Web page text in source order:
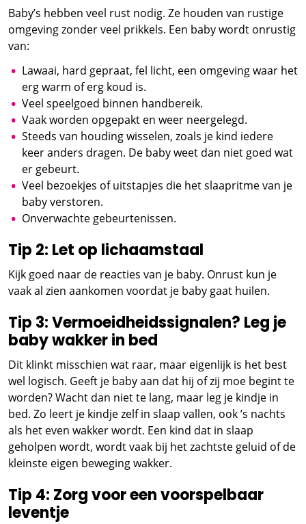
Baby’s hebben veel rust nodig. Ze houden van rustige
omgeving zonder veel prikkels. Een baby wordt onrustig
van:
Lawaai, hard gepraat, fel licht, een omgeving waar het
erg warm of erg koud is.
Veel speelgoed binnen handbereik.
Vaak worden opgepakt en weer neergelegd.
Steeds van houding wisselen, zoals je kind iedere
keer anders dragen. De baby weet dan niet goed wat
er gebeurt.
Veel bezoekjes of uitstapjes die het slaapritme van je
baby verstoren.
Onverwachte gebeurtenissen.
Tip 2: Let op lichaamstaal
Kijk goed naar de reacties van je baby. Onrust kun je
vaak al zien aankomen voordat je baby gaat huilen.
Tip 3: Vermoeidheidssignalen? Leg je
baby wakker in bed
Dit klinkt misschien wat raar, maar eigenlijk is het best
wel logisch. Geeft je baby aan dat hij of zij moe begint te
worden? Wacht dan niet te lang, maar leg je kindje in
bed. Zo leert je kindje zelf in slaap vallen, ook ’s nachts
als het even wakker wordt. Een kind dat in slaap
geholpen wordt, wordt vaak bij het zachtste geluid of de
kleinste eigen beweging wakker.
Tip 4: Zorg voor een voorspelbaar
leventje